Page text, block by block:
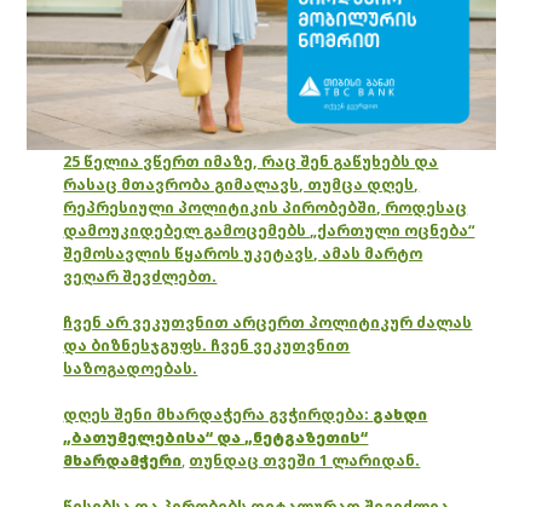
25 წელია ვწერთ იმაზე, რაც შენ გაწუხებს და
რასაც მთავრობა გიმალავს, თუმცა დღეს,
რეპრესიული პოლიტიკის პირობებში, როდესაც
დამოუკიდებელ გამოცემებს „ქართული ოცნება“
შემოსავლის წყაროს უკეტავს, ამას მარტო
ვეღარ შევძლებთ.
ჩვენ არ ვეკუთვნით არცერთ პოლიტიკურ ძალას
და ბიზნესჯგუფს. ჩვენ ვეკუთვნით
საზოგადოებას.
დღეს შენი მხარდაჭერა გვჭირდება: გახდი
„ბათუმელებისა“ და „ნეტგაზეთის“
მხარდამჭერი, თუნდაც თვეში 1 ლარიდან.